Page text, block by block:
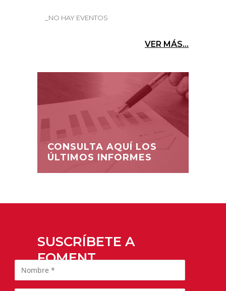
_NO HAY EVENTOS
VER MÁS...
CONSULTA AQUÍ LOS
ÚLTIMOS INFORMES
SUSCRÍBETE A
FOMENT